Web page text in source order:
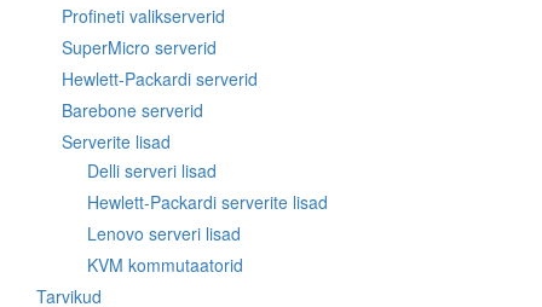
Profineti valikserverid
SuperMicro serverid
Hewlett-Packardi serverid
Barebone serverid
Serverite lisad
Delli serveri lisad
Hewlett-Packardi serverite lisad
Lenovo serveri lisad
KVM kommutaatorid
Tarvikud